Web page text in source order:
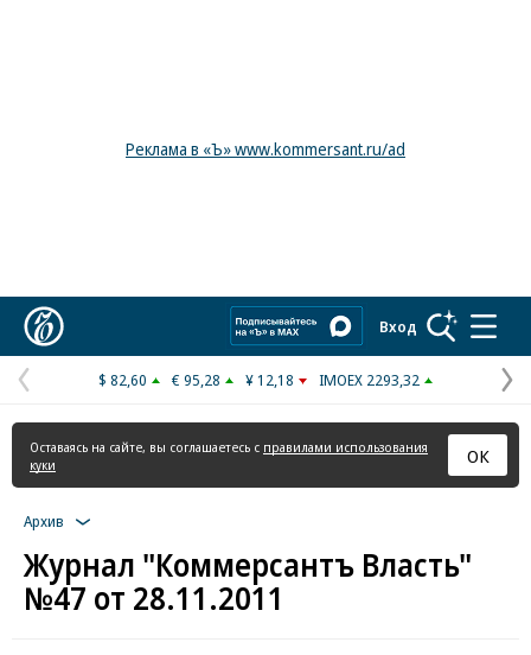
Реклама в «Ъ» www.kommersant.ru/ad
Вход
Предыдущая
страница
$ 82,60 € 95,28 ¥ 12,18 IMOEX 2293,32
Оставаясь на сайте, вы соглашаетесь с правилами использования
куки
ОК
Архив
Журнал "Коммерсантъ Власть"
№47 от 28.11.2011